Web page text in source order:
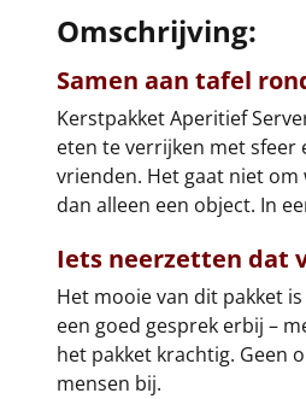
Omschrijving:
Samen aan tafel
Kerstpakket Aperitief
eten te verrijken met
vrienden. Het gaat niet
dan alleen een object. In
Iets neerzetten dat
Het mooie van dit pakket
een goed gesprek erbij –
het pakket krachtig. Geen
mensen bij.